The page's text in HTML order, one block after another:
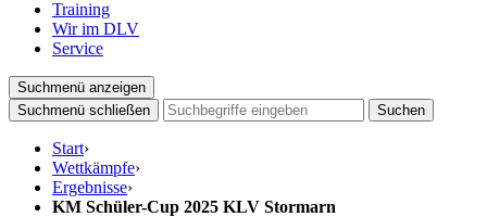
Training
Wir im DLV
Service
Suchmenü anzeigen
Suchmenü schließen
Suchen
Start›
Wettkämpfe›
Ergebnisse›
KM Schüler-Cup 2025 KLV Stormarn